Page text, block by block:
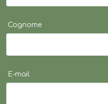
Cognome
E-mail